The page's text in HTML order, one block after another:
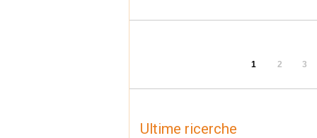
1 2 3
Ultime ricerche